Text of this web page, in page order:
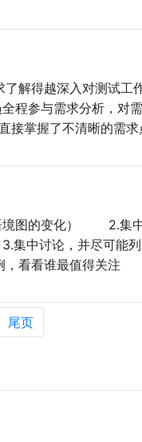
得越深入对测试工
参与需求分析，对
直接掌握了不清晰的
，为测试用例设
图的变化） 2.集中
讨论，并尽可能列
看看谁最值得关注
者合并用户
尾页